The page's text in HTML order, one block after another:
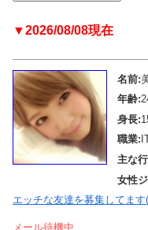
▼2026/08/08現在
名前:
年齢:
身長:
職業:
主な
女性
エッチな友達を募集してます
メール待機中